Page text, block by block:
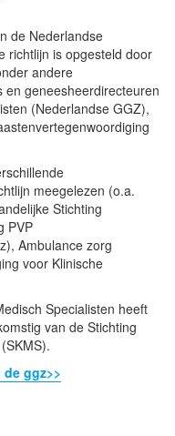
de Nederlandse
richtlijn is opgesteld door
andere
geneesheerdirecteuren
(Nederlandse GGZ),
meegelezen (o.a.
Stichting
PVP
Ambulance zorg
voor Klinische
Specialisten heeft
van de Stichting
ggz>>